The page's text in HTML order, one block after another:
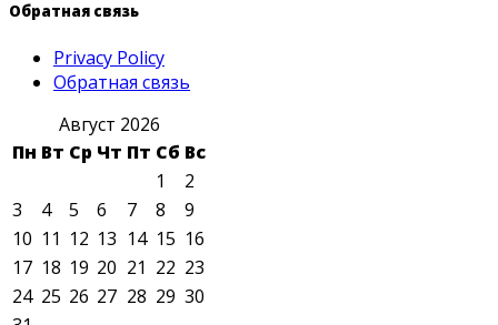
Обратная связь
Privacy Policy
Обратная связь
Август 2026
Пн Вт Ср Чт Пт Сб Вс
1
2
3
4 5 6 7 8
9
10 11 12 13 14 15 16
17 18 19 20 21 22 23
24 25 26 27 28 29 30